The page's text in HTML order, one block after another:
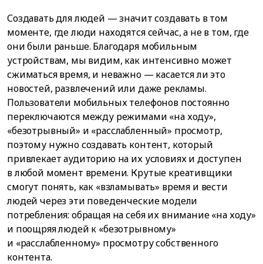
Создавать для людей — значит создавать в том
моменте, где люди находятся сейчас, а не в том, где
они были раньше. Благодаря мобильным
устройствам, мы видим, как интенсивно может
сжиматься время, и неважно — касается ли это
новостей, развлечений или даже рекламы.
Пользователи мобильных телефонов постоянно
переключаются между режимами «на ходу»,
«безотрывный» и «расслабленный» просмотр,
поэтому нужно создавать контент, который
привлекает аудиторию на их условиях и доступен
в любой момент времени. Крутые креативщики
смогут понять, как «взламывать» время и вести
людей через эти поведенческие модели
потребления: обращая на себя их внимание «на ходу»
и поощряя людей к «безотрывному»
и «расслабленному» просмотру собственного
контента.